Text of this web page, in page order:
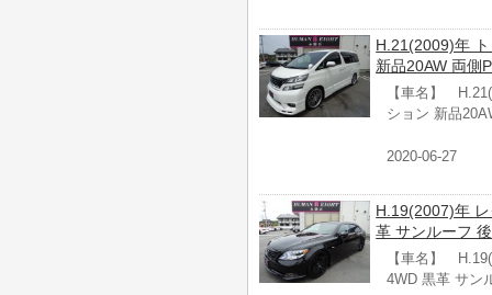
H.21(2009)年
新品20AW 両側
【車名】
ション 新品
2020-06-27
H.19(2007)年
革 サンルーフ
【車名】
4WD 黒革 サン